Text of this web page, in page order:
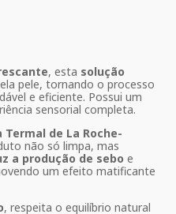
, esta solução
pele, tornando o processo
e eficiente. Possui um
sensorial completa.
Termal de La Roche-
não só limpa, mas
a produção de sebo e
um efeito matificante
, respeita o equilíbrio natural